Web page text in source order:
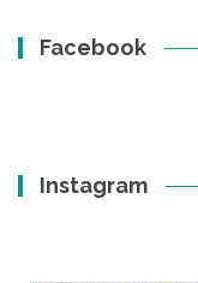
Facebook
Instagram